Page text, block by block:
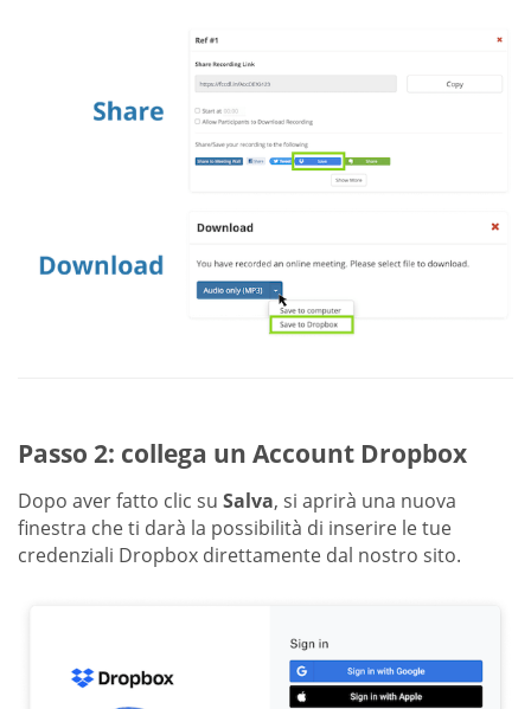
Passo 2: collega un Account Dropbox
Dopo aver fatto clic su Salva, si aprirà una nuova
finestra che ti darà la possibilità di inserire le tue
credenziali Dropbox direttamente dal nostro sito.